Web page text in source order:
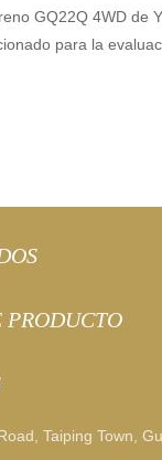
GQ22Q 4WD de
para la
PRODUCTO
Taiping Town,